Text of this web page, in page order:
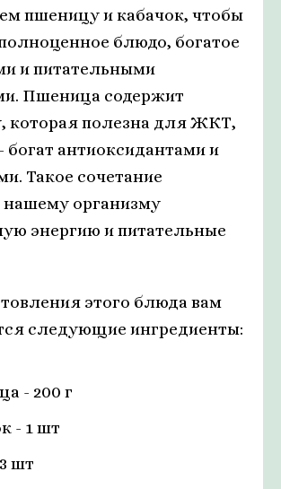
пшеницу и кабачок, чтобы
блюдо, богатое
и питательными
Пшеница содержит
которая полезна для ЖКТ,
богат антиоксидантами и
Такое сочетание
нашему организму
энергию и питательные
этого блюда вам
следующие ингредиенты:
- 200 г
- 1 шт
шт